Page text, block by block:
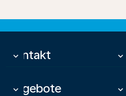
Kontakt
keyboard_arrow_down keyboard_arrow_down
Angebote
keyboard_arrow_down keyboard_arrow_down